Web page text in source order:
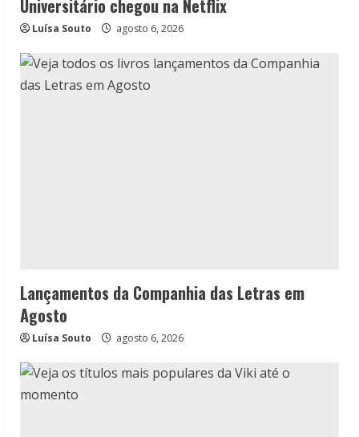
Universitário chegou na Netflix
Luísa Souto agosto 6, 2026
Lançamentos da Companhia das Letras em
Agosto
Luísa Souto agosto 6, 2026